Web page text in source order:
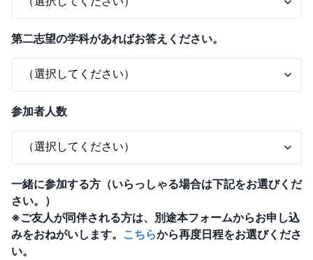
第二志望の学科があればお答えください。
参加者人数
一緒に参加する方（いらっしゃる場合は下記をお選びくだ
さい。）
※ご友人が同伴される方は、別途本フォームからお申し込
みをおねがいします。 こちらから再度日程をお選びくださ
い。